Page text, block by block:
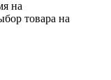
на
товара на